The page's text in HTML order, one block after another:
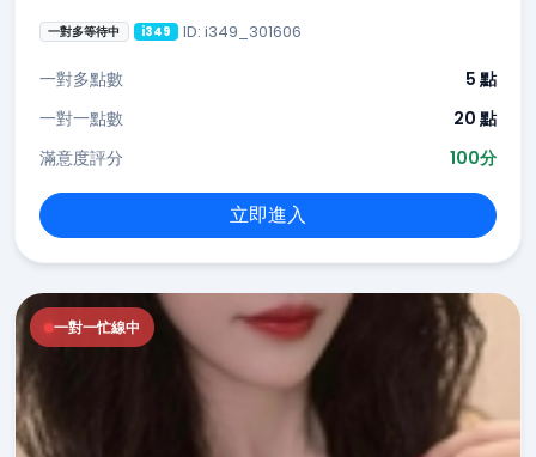
一對多等待中 i349 ID: i349_301606
一對多點數
5 點
一對一點數
20 點
滿意度評分
100分
立即進入
一對一忙線中